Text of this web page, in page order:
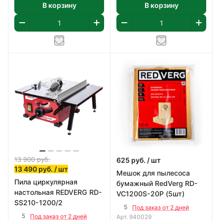
В корзину В корзину
13 900руб.
13 490 руб. / шт
Пила циркулярная
настольная REDVERG RD-
SS210-1200/2
5
Под заказ от 2 дней
625 руб. / шт
Мешок для пылесоса
бумажный RedVerg RD-
VC1200S-20P (5шт)
5
Под заказ от 2 дней
Арт. 940029